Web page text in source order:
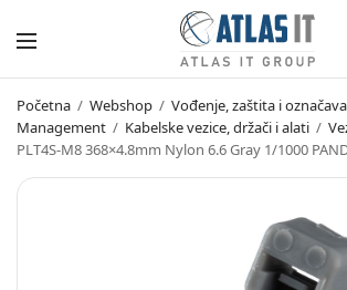
Početna / Webshop / Vođenje, zaštita i
Management / Kabelske vezice, držači i alati /
PLT4S-M8 368×4.8mm Nylon 6.6 Gray 1/1000